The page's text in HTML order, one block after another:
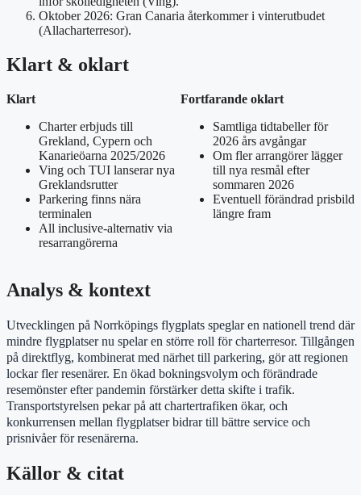
Oktober 2026: Gran Canaria återkommer i vinterutbudet
(Allacharterresor).
Klart & oklart
Klart
Charter erbjuds till
Grekland, Cypern och
Kanarieöarna 2025/2026
Ving och TUI lanserar nya
Greklandsrutter
Parkering finns nära
terminalen
All inclusive-alternativ via
resarrangörerna
Fortfarande oklart
Samtliga tidtabeller för
2026 års avgångar
Om fler arrangörer lägger
till nya resmål efter
sommaren 2026
Eventuell förändrad prisbild
längre fram
Analys & kontext
Utvecklingen på Norrköpings flygplats speglar en nationell trend där
mindre flygplatser nu spelar en större roll för charterresor. Tillgången
på direktflyg, kombinerat med närhet till parkering, gör att regionen
lockar fler resenärer. En ökad bokningsvolym och förändrade
resemönster efter pandemin förstärker detta skifte i trafik.
Transportstyrelsen pekar på att chartertrafiken ökar, och
konkurrensen mellan flygplatser bidrar till bättre service och
prisnivåer för resenärerna.
Källor & citat